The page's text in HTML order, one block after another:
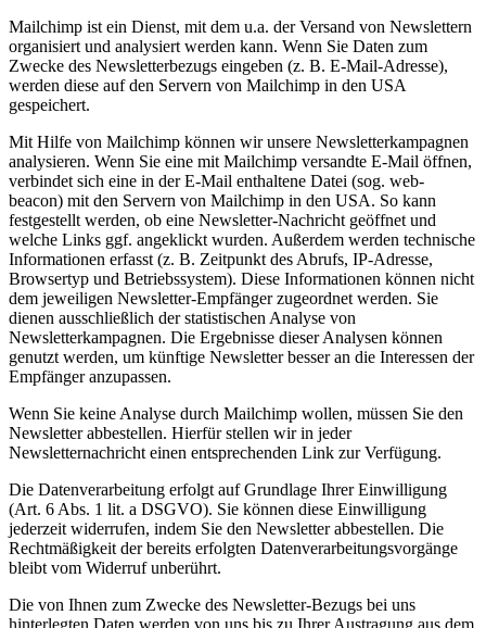
Mailchimp ist ein Dienst, mit dem u.a. der Versand von Newslettern
organisiert und analysiert werden kann. Wenn Sie Daten zum
Zwecke des Newsletterbezugs eingeben (z. B. E-Mail-Adresse),
werden diese auf den Servern von Mailchimp in den USA
gespeichert.
Mit Hilfe von Mailchimp können wir unsere Newsletterkampagnen
analysieren. Wenn Sie eine mit Mailchimp versandte E-Mail öffnen,
verbindet sich eine in der E-Mail enthaltene Datei (sog. web-
beacon) mit den Servern von Mailchimp in den USA. So kann
festgestellt werden, ob eine Newsletter-Nachricht geöffnet und
welche Links ggf. angeklickt wurden. Außerdem werden technische
Informationen erfasst (z. B. Zeitpunkt des Abrufs, IP-Adresse,
Browsertyp und Betriebssystem). Diese Informationen können nicht
dem jeweiligen Newsletter-Empfänger zugeordnet werden. Sie
dienen ausschließlich der statistischen Analyse von
Newsletterkampagnen. Die Ergebnisse dieser Analysen können
genutzt werden, um künftige Newsletter besser an die Interessen der
Empfänger anzupassen.
Wenn Sie keine Analyse durch Mailchimp wollen, müssen Sie den
Newsletter abbestellen. Hierfür stellen wir in jeder
Newsletternachricht einen entsprechenden Link zur Verfügung.
Die Datenverarbeitung erfolgt auf Grundlage Ihrer Einwilligung
(Art. 6 Abs. 1 lit. a DSGVO). Sie können diese Einwilligung
jederzeit widerrufen, indem Sie den Newsletter abbestellen. Die
Rechtmäßigkeit der bereits erfolgten Datenverarbeitungsvorgänge
bleibt vom Widerruf unberührt.
Die von Ihnen zum Zwecke des Newsletter-Bezugs bei uns
hinterlegten Daten werden von uns bis zu Ihrer Austragung aus dem